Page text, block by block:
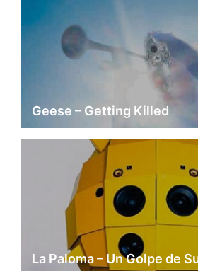
Geese – Getting Killed
La Paloma – Un Golpe de